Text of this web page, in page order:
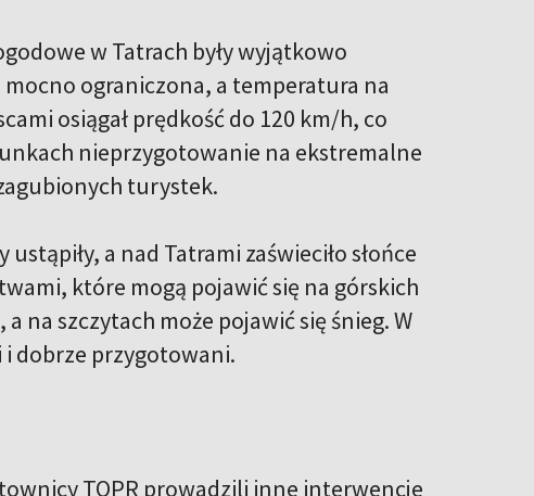
w Tatrach były wyjątkowo
mocno ograniczona, a temperatura na
osiągał prędkość do 120 km/h, co
nieprzygotowanie na ekstremalne
turystek.
a nad Tatrami zaświeciło słońce
które mogą pojawić się na górskich
na szczytach może pojawić się śnieg. W
dobrze przygotowani.
TOPR prowadzili inne interwencje